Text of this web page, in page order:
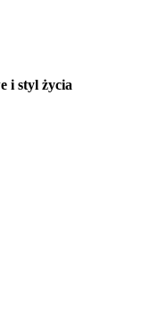
i styl życia